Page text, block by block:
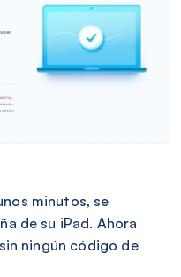
minutos, se
de su iPad. Ahora
ningún código de